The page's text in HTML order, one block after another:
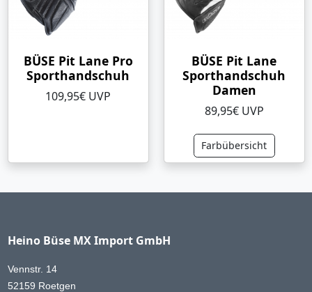
BÜSE Pit Lane Pro
Sporthandschuh
109,95€ UVP
BÜSE Pit Lane
Sporthandschuh
Damen
89,95€ UVP
Farbübersicht
Heino Büse MX Import GmbH
Vennstr. 14
52159 Roetgen